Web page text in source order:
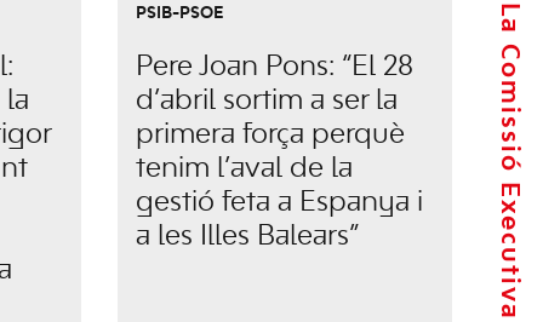
La Comissió Executiva
la
PSIB-PSOE
Pere Joan Pons: “El 28
d’abril sortim a ser la
primera força perquè
tenim l’aval de la
gestió feta a Espanya i
a les Illes Balears”